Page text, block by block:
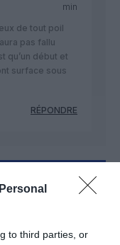
to third parties, or
min
de tout poil
pas fallu
qu’un début et
surface sous
RÉPONDRE